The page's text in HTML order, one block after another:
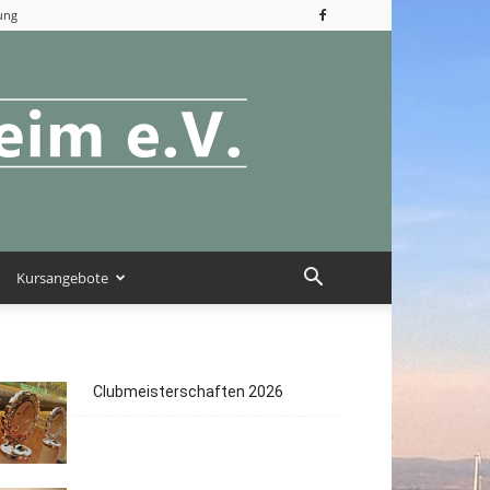
Kursangebote
Clubmeisterschaften 2026